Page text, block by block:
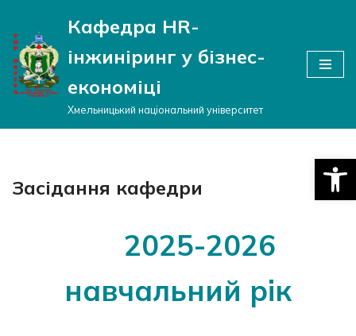
Перейти
до
вмісту
Кафедра HR-
інжиніринг у бізнес-
економіці
Хмельницький національний університет
Засідання кафедри
2025-2026
навчальний рік